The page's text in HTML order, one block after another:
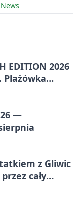
EDITION 2026
Plażówka
—
z Gliwic
cały